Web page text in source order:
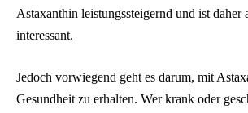
Astaxanthin leistungssteigernd und ist daher
interessant.
Jedoch vorwiegend geht es darum, mit
Gesundheit zu erhalten. Wer krank oder